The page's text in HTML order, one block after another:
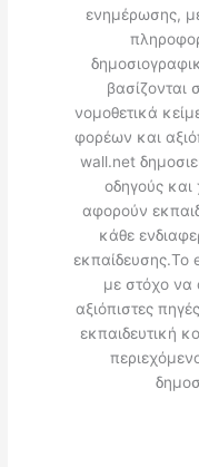
ενημέρωσης,
βασίζονται
νομοθετικά
φορέων και
wall.net
οδηγούς και
αφορούν
κάθε
εκπαίδευσης.Το
με στόχο να
αξιόπιστες
εκπαιδευτική